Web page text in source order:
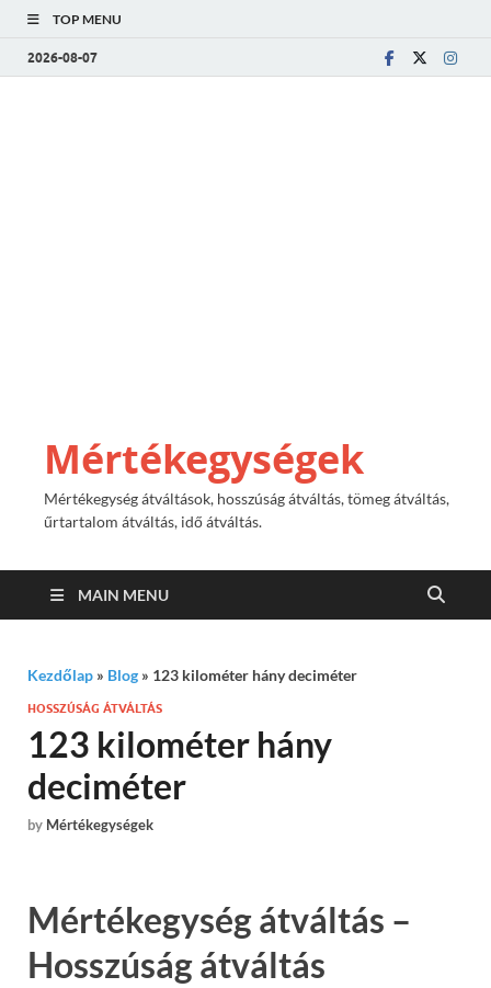
TOP MENU
2026-08-07
Mértékegységek
Mértékegység átváltások, hosszúság átváltás, tömeg átváltás,
űrtartalom átváltás, idő átváltás.
MAIN MENU
Kezdőlap » Blog » 123 kilométer hány deciméter
HOSSZÚSÁG ÁTVÁLTÁS
123 kilométer hány
deciméter
by Mértékegységek
Mértékegység átváltás –
Hosszúság átváltás